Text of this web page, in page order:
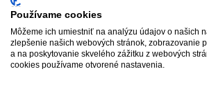
789 72 Dubicko
IČ: 26870886
DIČ: CZ26870886
Používame cookies
Môžeme ich umiestniť na analýzu údajov o našich
zlepšenie našich webových stránok, zobrazovanie
a na poskytovanie skvelého zážitku z webových
cookies používame otvorené nastavenia.